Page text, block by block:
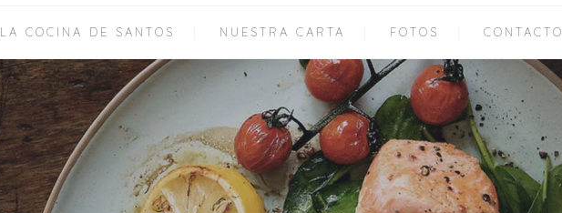
LA COCINA DE SANTOS NUESTRA CARTA FOTOS CONTACTO